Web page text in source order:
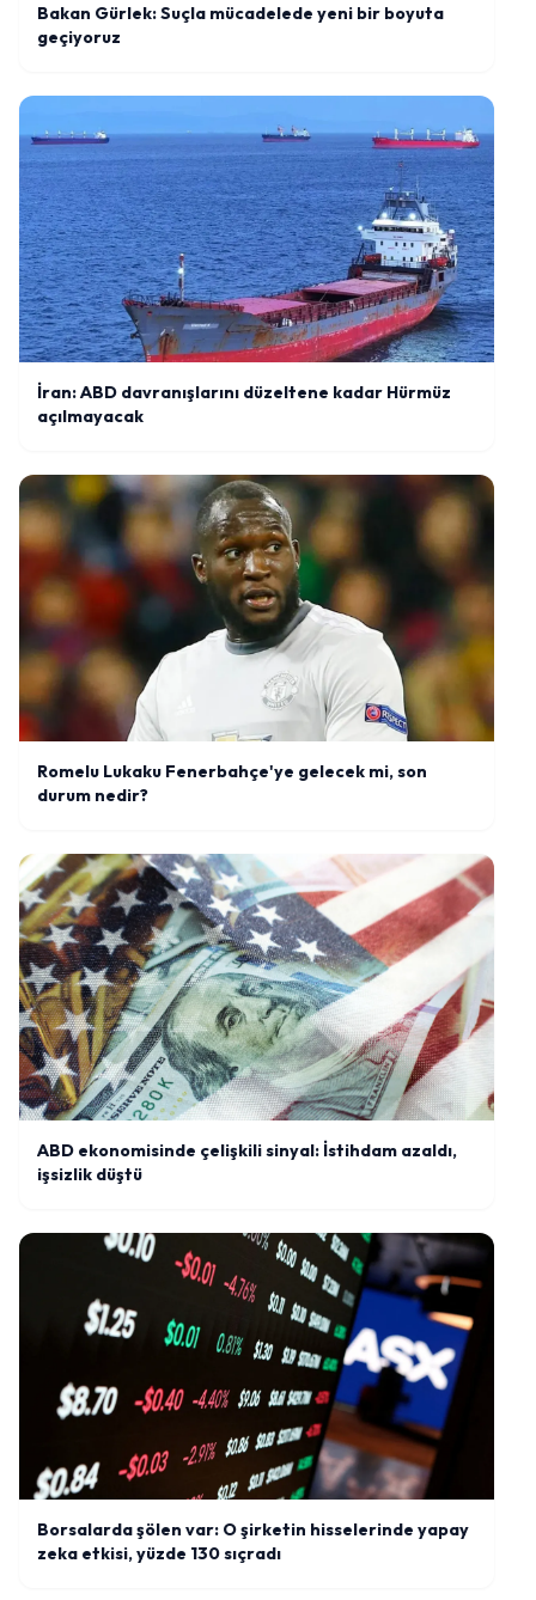
Bakan Gürlek: Suçla mücadelede yeni bir boyuta
geçiyoruz
İran: ABD davranışlarını düzeltene kadar Hürmüz
açılmayacak
Romelu Lukaku Fenerbahçe'ye gelecek mi, son
durum nedir?
ABD ekonomisinde çelişkili sinyal: İstihdam azaldı,
işsizlik düştü
Borsalarda şölen var: O şirketin hisselerinde yapay
zeka etkisi, yüzde 130 sıçradı